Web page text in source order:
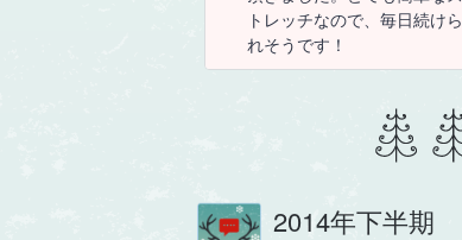
トレッチなので、毎日続けら
れそうです！
2014年下半期